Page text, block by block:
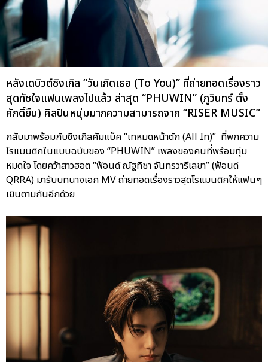
หลังเดบิวต์ซิงเกิล “วันเกิดเธอ (To You)” ที่ถ่ายทอดเรื่องราว
สุดทัชใจแฟนเพลงไปแล้ว ล่าสุด “PHUWIN” (ภูวินทร์ ตั้ง
ศักดิ์ยืน) ศิลปินหนุ่มมากความสามารถจาก “RISER MUSIC”
กลับมาพร้อมกับซิงเกิลคัมแบ็ค “เทหมดหน้าตัก (All In)” ที่พกความ
โรแมนติกในแบบฉบับของ “PHUWIN” เพลงของคนที่พร้อมทุ่ม
หมดใจ โดยคว้าสาวฮอต “ฟ้อนด์ ณัฐทิชา จันทรวารีเลขา” (ฟ้อนด์
QRRA) มารับบทนางเอก MV ถ่ายทอดเรื่องราวสุดโรแมนติกให้แฟนๆ
เขินตามกันอีกด้วย